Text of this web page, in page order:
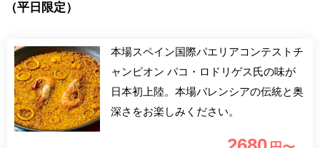
（平日限定）
本場スペイン国際パエリアコンテストチ
ャンピオン パコ・ロドリゲス氏の味が
日本初上陸。本場バレンシアの伝統と奥
深さをお楽しみください。